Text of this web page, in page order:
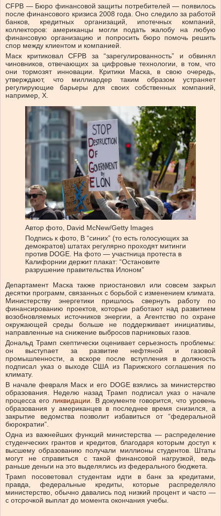
CFPB — Бюро финансовой защиты потребителей — появилось
после финансового кризиса 2008 года. Оно следило за работой
банков, кредитных организаций, ипотечных компаний,
коллекторов: американцы могли подать жалобу на любую
финансовую организацию и попросить бюро помочь решить
спор между клиентом и компанией.
Маск критиковал CFPB за “зарегулированность” и обвинял
чиновников, отвечающих за цифровые технологии, в том, что
они тормозят инновации. Критики Маска, в свою очередь,
утверждают, что миллиардер таким образом устраняет
регулирующие барьеры для своих собственных компаний,
например, X.
Автор фото, David McNew/Getty Images
Подпись к фото, В “синих” (то есть голосующих за
демократов) штатах регулярно проходят митинги
против DOGE. На фото — участница протеста в
Калифорнии держит плакат: “Остановите
разрушение правительства Илоном”
Департамент Маска также приостановил или совсем закрыл
десятки программ, связанных с борьбой с изменением климата.
Министерству энергетики пришлось свернуть работу по
финансированию проектов, которые работают над развитием
возобновляемых источников энергии, а Агентство по охране
окружающей среды больше не поддерживает инициативы,
направленные на снижение выбросов парниковых газов.
Дональд Трамп скептически оценивает серьезность проблемы:
он выступает за развитие нефтяной и газовой
промышленности, а вскоре после вступления в должность
подписал указ о выходе США из Парижского соглашения по
климату.
В начале февраля Маск и его DOGE взялись за министерство
образования. Неделю назад Трамп подписал указ о начале
процесса его ликвидации . В документе говорится, что уровень
образования у американцев в последнее время снизился, а
закрытие ведомства позволит избавиться от “федеральной
бюрократии”.
Одна из важнейших функций министерства — распределение
студенческих грантов и кредитов, благодаря которым доступ к
высшему образованию получали миллионы студентов. Штаты
могут не справиться с такой финансовой нагрузкой, ведь
раньше деньги на это выделялись из федерального бюджета.
Трамп посоветовал студентам идти в банк за кредитами,
правда, федеральные кредиты, которые распределяло
министерство, обычно давались под низкий процент и часто —
с отсрочкой выплат до момента окончания учебы.